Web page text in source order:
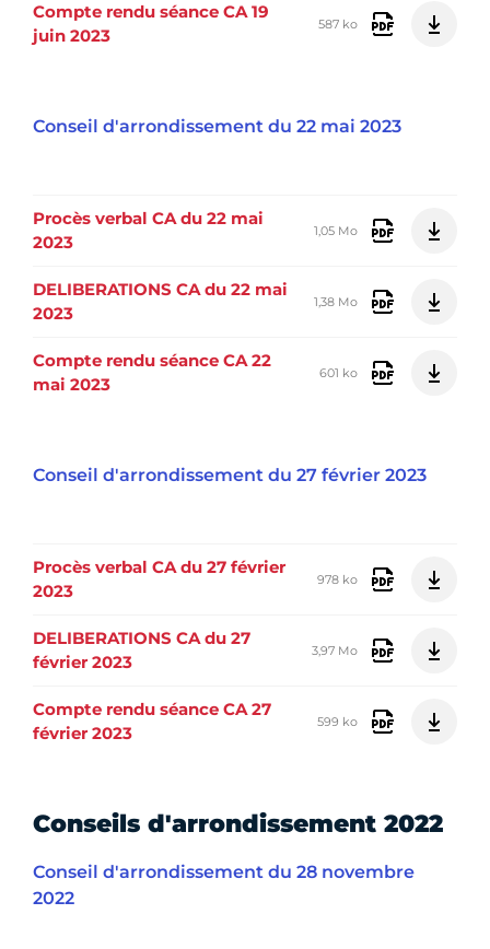
Compte rendu séance CA 19
juin 2023
587 ko
Conseil d'arrondissement du 22 mai 2023
Procès verbal CA du 22 mai
2023
1,05 Mo
DELIBERATIONS CA du 22 mai
2023
1,38 Mo
Compte rendu séance CA 22
mai 2023
601 ko
Conseil d'arrondissement du 27 février 2023
Procès verbal CA du 27 février
2023
978 ko
DELIBERATIONS CA du 27
février 2023
3,97 Mo
Compte rendu séance CA 27
février 2023
599 ko
Conseils d'arrondissement 2022
Conseil d'arrondissement du 28 novembre
2022